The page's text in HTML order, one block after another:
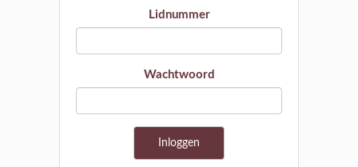
Lidnummer
Wachtwoord
Inloggen